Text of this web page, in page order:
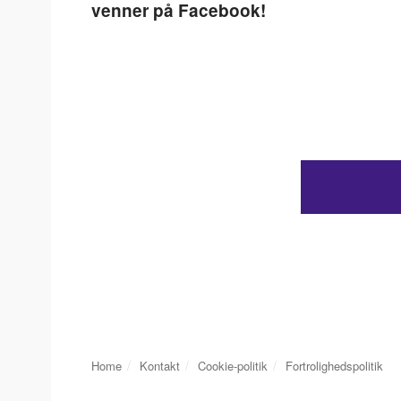
venner på Facebook!
Home Kontakt Cookie-politik Fortrolighedspolitik